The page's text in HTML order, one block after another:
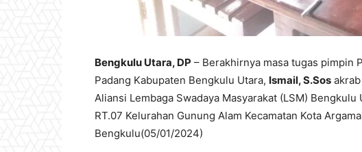
Bengkulu Utara, DP – Berakhirnya masa tugas pimpin
Padang Kabupaten Bengkulu Utara, Ismail, S.Sos
Aliansi Lembaga Swadaya Masyarakat (LSM)
RT.07 Kelurahan Gunung Alam Kecamatan Kota
Bengkulu(05/01/2024)